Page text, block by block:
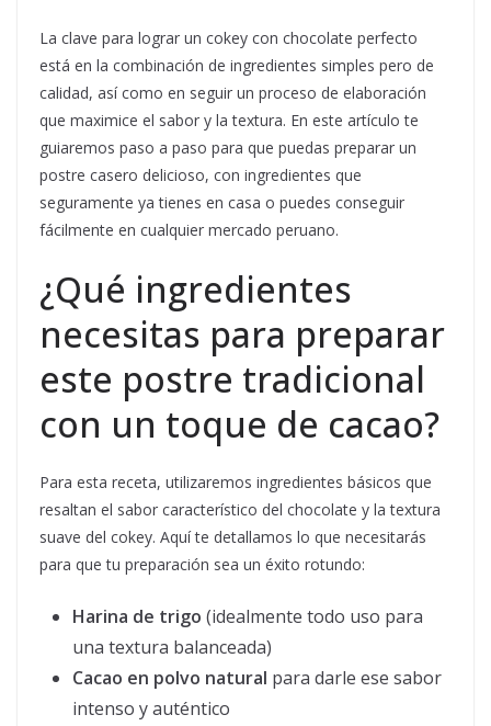
La clave para lograr un cokey con chocolate perfecto
está en la combinación de ingredientes simples pero de
calidad, así como en seguir un proceso de elaboración
que maximice el sabor y la textura. En este artículo te
guiaremos paso a paso para que puedas preparar un
postre casero delicioso, con ingredientes que
seguramente ya tienes en casa o puedes conseguir
fácilmente en cualquier mercado peruano.
¿Qué ingredientes
necesitas para preparar
este postre tradicional
con un toque de cacao?
Para esta receta, utilizaremos ingredientes básicos que
resaltan el sabor característico del chocolate y la textura
suave del cokey. Aquí te detallamos lo que necesitarás
para que tu preparación sea un éxito rotundo:
Harina de trigo (idealmente todo uso para
una textura balanceada)
Cacao en polvo natural para darle ese sabor
intenso y auténtico